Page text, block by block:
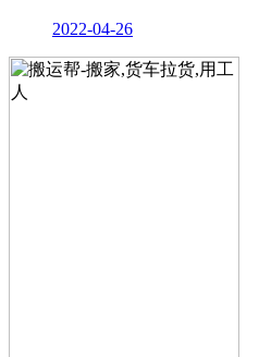
2022-04-26